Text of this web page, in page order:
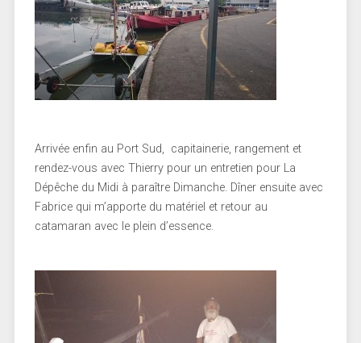
Arrivée enfin au Port Sud, capitainerie, rangement et
rendez-vous avec Thierry pour un entretien pour La
Dépêche du Midi à paraître Dimanche. Dîner ensuite avec
Fabrice qui m’apporte du matériel et retour au
catamaran avec le plein d’essence.